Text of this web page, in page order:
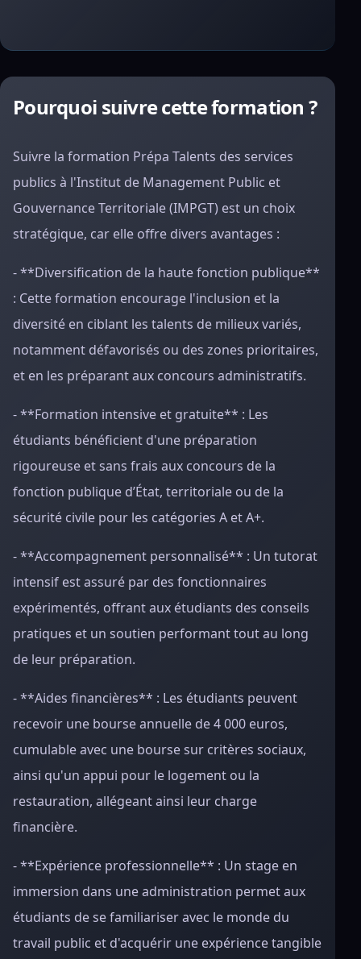
Pourquoi suivre cette formation ?
Suivre la formation Prépa Talents des services
publics à l'Institut de Management Public et
Gouvernance Territoriale (IMPGT) est un choix
stratégique, car elle offre divers avantages :
- **Diversification de la haute fonction publique**
: Cette formation encourage l'inclusion et la
diversité en ciblant les talents de milieux variés,
notamment défavorisés ou des zones prioritaires,
et en les préparant aux concours administratifs.
- **Formation intensive et gratuite** : Les
étudiants bénéficient d'une préparation
rigoureuse et sans frais aux concours de la
fonction publique d’État, territoriale ou de la
sécurité civile pour les catégories A et A+.
- **Accompagnement personnalisé** : Un tutorat
intensif est assuré par des fonctionnaires
expérimentés, offrant aux étudiants des conseils
pratiques et un soutien performant tout au long
de leur préparation.
- **Aides financières** : Les étudiants peuvent
recevoir une bourse annuelle de 4 000 euros,
cumulable avec une bourse sur critères sociaux,
ainsi qu'un appui pour le logement ou la
restauration, allégeant ainsi leur charge
financière.
- **Expérience professionnelle** : Un stage en
immersion dans une administration permet aux
étudiants de se familiariser avec le monde du
travail public et d'acquérir une expérience tangible